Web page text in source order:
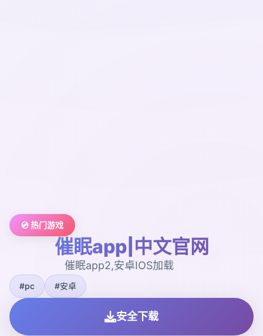
💿 热门游戏
催眠app|中文官网
催眠app2,安卓IOS加载
#pc #安卓
安全下载